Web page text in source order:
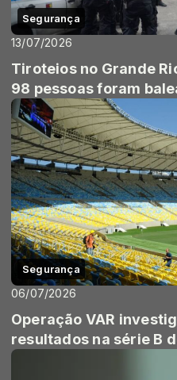
Segurança
13/07/2026
Tiroteios no Grande
98 pessoas foram
Segurança
06/07/2026
Operação VAR
resultados na série B